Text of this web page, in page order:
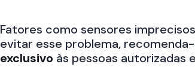
Fatores como sensores
evitar esse problema,
exclusivo às pessoas autorizadas e